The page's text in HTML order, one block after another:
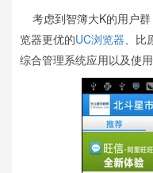
考虑到智簿大K的用户群
览器更优的UC浏览器、比
综合管理系统应用以及使